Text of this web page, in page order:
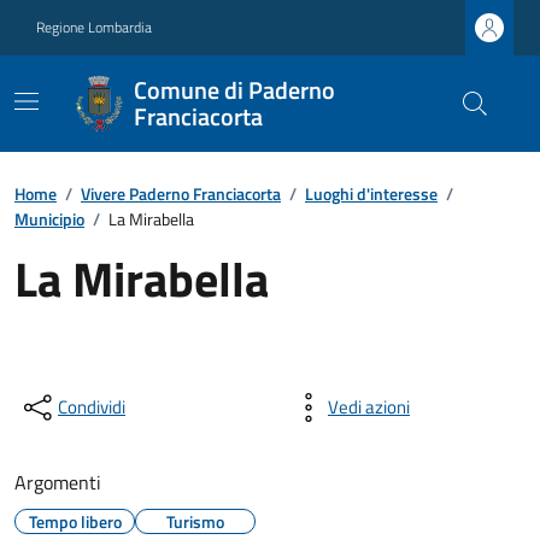
Regione Lombardia
Comune di Paderno
Franciacorta
Home / Vivere Paderno Franciacorta / Luoghi d'interesse /
Municipio / La Mirabella
La Mirabella
Condividi Vedi azioni
Argomenti
Tempo libero Turismo